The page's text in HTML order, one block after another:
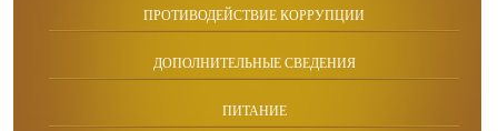
ПРОТИВОДЕЙСТВИЕ КОРРУПЦИИ
ДОПОЛНИТЕЛЬНЫЕ СВЕДЕНИЯ
ПИТАНИЕ